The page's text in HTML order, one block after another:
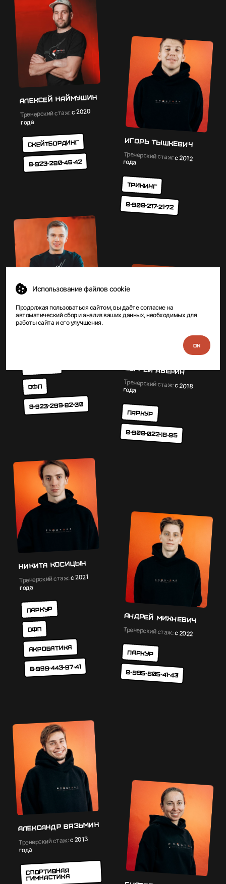
Алексей Наймушин
Тренерский стаж:с 2020
года
Скейтбординг
8-923-280-46-42
Игорь Тышкевич
Тренерский стаж:с 2012
года
Трикинг
8-908-217-21-72
Денис Мацура
ОФП
8-923-299-82-30
Сергей Аверин
Тренерский стаж:с 2018
года
Паркур
8-908-022-18-95
Никита Косицын
Тренерский стаж:с 2021
года
Паркур
ОФП
Акробатика
8-999-443-97-41
Андрей Михневич
Тренерский стаж:с 2022
Паркур
8-995-605-41-43
Александр Вязьмин
Тренерский стаж:с 2013
года
Cпортивная
гимнастика
Использование файлов cookie
Продолжая пользоваться сайтом, вы даётесогласиена
автоматический сбор и анализ ваших данных, необходимых для
работы сайта и его улучшения.